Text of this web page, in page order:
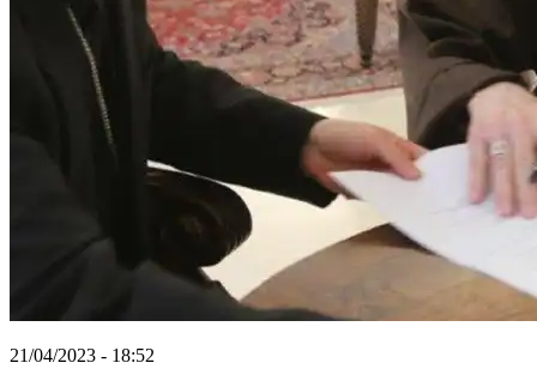
21/04/2023 - 18:52